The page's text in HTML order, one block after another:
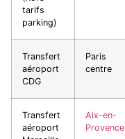
tarifs
parking)
Transfert
aéroport
CDG
Paris
centre
Transfert
aéroport
Aix-en-
Provence